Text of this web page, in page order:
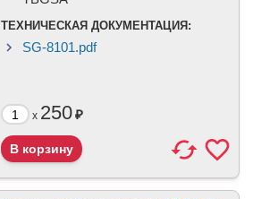
ТЕХНИЧЕСКАЯ ДОКУМЕНТАЦИЯ:
SG-8101.pdf
x 250₽